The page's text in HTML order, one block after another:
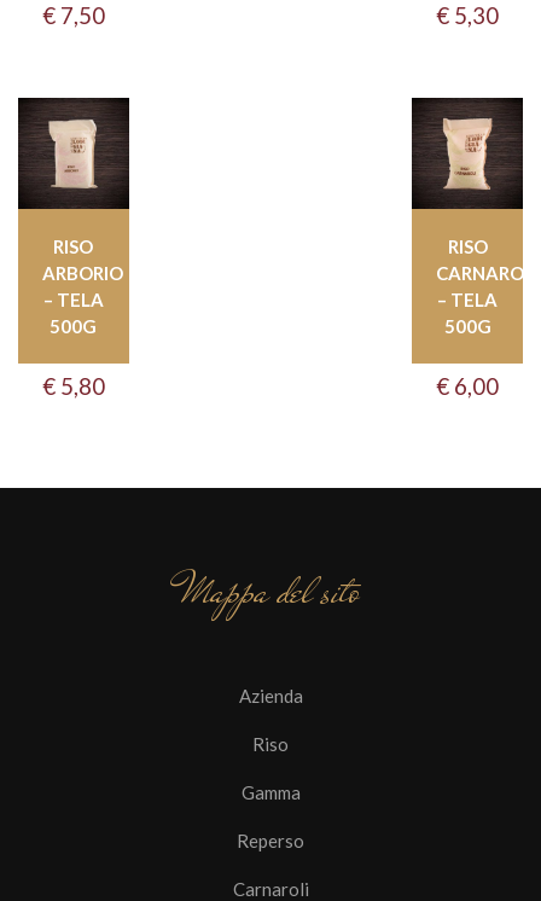
€7,50 € 5,30
RISO
ARBORIO
– TELA
500G
€5,80
RISO
CARNAROLI
– TELA
500G
€ 6,00
Mappa del sito
Azienda
Riso
Gamma
Reperso
Carnaroli